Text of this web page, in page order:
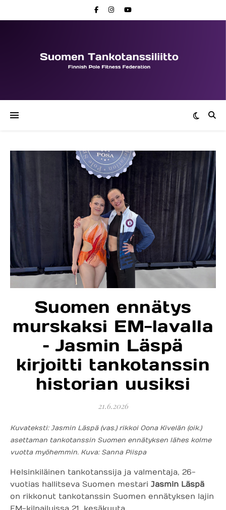
Suomen ennätys
murskaksi EM-lavalla
– Jasmin Läspä
kirjoitti tankotanssin
historian uusiksi
21.6.2026
Kuvateksti: Jasmin Läspä (vas.) rikkoi Oona Kivelän (oik.)
asettaman tankotanssin Suomen ennätyksen lähes kolme
vuotta myöhemmin. Kuva: Sanna Piispa
Helsinkiläinen tankotanssija ja valmentaja, 26-
vuotias hallitseva Suomen mestari Jasmin Läspä
on rikkonut tankotanssin Suomen ennätyksen lajin